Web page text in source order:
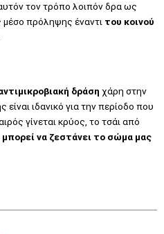
τον τρόπο λοιπόν δρα ως
μέσο πρόληψης έναντι του κοινού
δράση χάρη στην
είναι ιδανικό για την περίοδο που
γίνεται κρύος, το τσάι από
να ζεστάνει το σώμα μας